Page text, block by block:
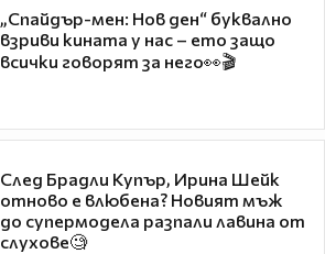
„Спайдър-мен: Нов ден“ буквално
взриви кината у нас – ето защо
всички говорят за него👀🎬
След Брадли Купър, Ирина Шейк
отново е влюбена? Новият мъж
до супермодела разпали лавина от
слухове🧐